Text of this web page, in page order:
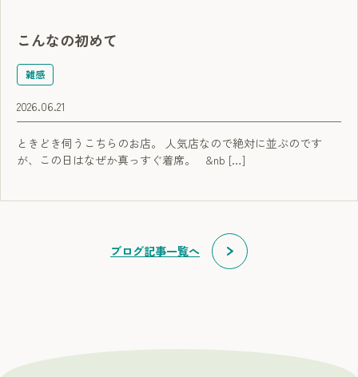
こんなの初めて
雑感
2026.06.21
ときどき伺うこちらのお店。 人気店なので絶対に並ぶのです
が、この日はなぜか真っすぐ着席。 &nb […]
ブログ記事一覧へ